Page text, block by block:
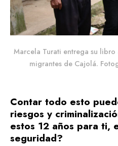
Marcela Turati entrega su
migrantes de Cajolá.
Contar todo esto
riesgos y
estos 12 años para ti,
seguridad?